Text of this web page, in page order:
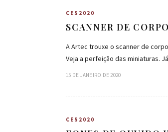
CES2020
SCANNER DE
A Artec trouxe o scanner de
Veja a perfeição das miniaturas.
15 DE JANEIRO DE 2020
CES2020